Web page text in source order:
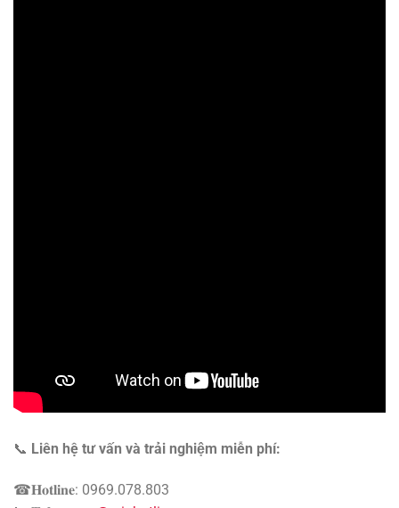
📞 Liên hệ tư vấn và trải nghiệm miễn phí:
☎𝐇𝐨𝐭𝐥𝐢𝐧𝐞: 0969.078.803